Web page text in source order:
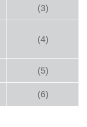
(3)
(4)
(5)
(6)